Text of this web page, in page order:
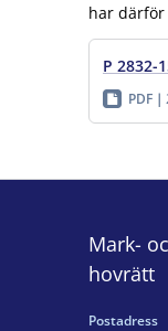
har därför
P 2832-
PDF
Mark-
hovrätt
Postadress